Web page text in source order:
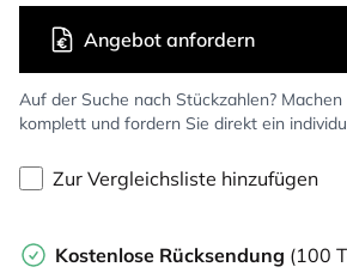
Auf der Suche nach Stückzahlen?
komplett und fordern Sie direkt ein
Angebot anfordern
Zur Vergleichsliste hinzufügen
Kostenlose Rücksendung (100